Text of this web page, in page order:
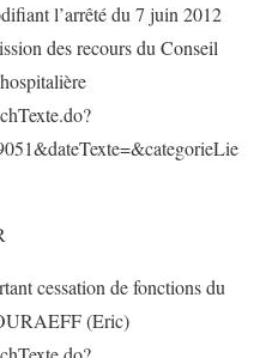
l’arrêté du 7 juin 2012
des recours du Conseil
cessation de fonctions du
(Eric)